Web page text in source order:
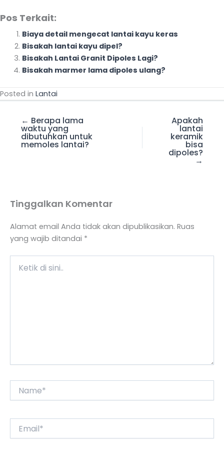
Pos Terkait:
Biaya detail mengecat lantai kayu keras
Bisakah lantai kayu dipel?
Bisakah Lantai Granit Dipoles Lagi?
Bisakah marmer lama dipoles ulang?
Posted in Lantai
← Berapa lama
waktu yang
dibutuhkan untuk
memoles lantai?
Apakah
lantai
keramik
bisa
dipoles?
→
Tinggalkan Komentar
Alamat email Anda tidak akan dipublikasikan. Ruas
yang wajib ditandai *